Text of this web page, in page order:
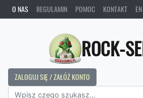
O NAS REGULAMIN POMOC KONTAKT EN
ROCK-
ZALOGUJ SIĘ / ZAŁÓŻ KONTO